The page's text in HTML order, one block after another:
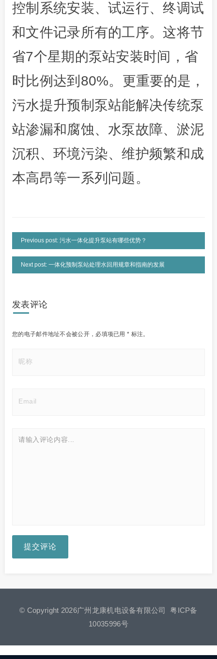
控制系统安装、试运行、终调试
和文件记录所有的工序。这将节
省7个星期的泵站安装时间，省
时比例达到80%。更重要的是，
污水提升预制泵站能解决传统泵
站渗漏和腐蚀、水泵故障、淤泥
沉积、环境污染、维护频繁和成
本高昂等一系列问题。
Previous post: 污水一体化提升泵站有哪些优势？
Next post: 一体化预制泵站处理水回用规章和指南的发展
发表评论
您的电子邮件地址不会被公开， 必填项已用* 标注。
提交评论
© Copyright 2026广州龙康机电设备有限公司粤ICP备
10035996号